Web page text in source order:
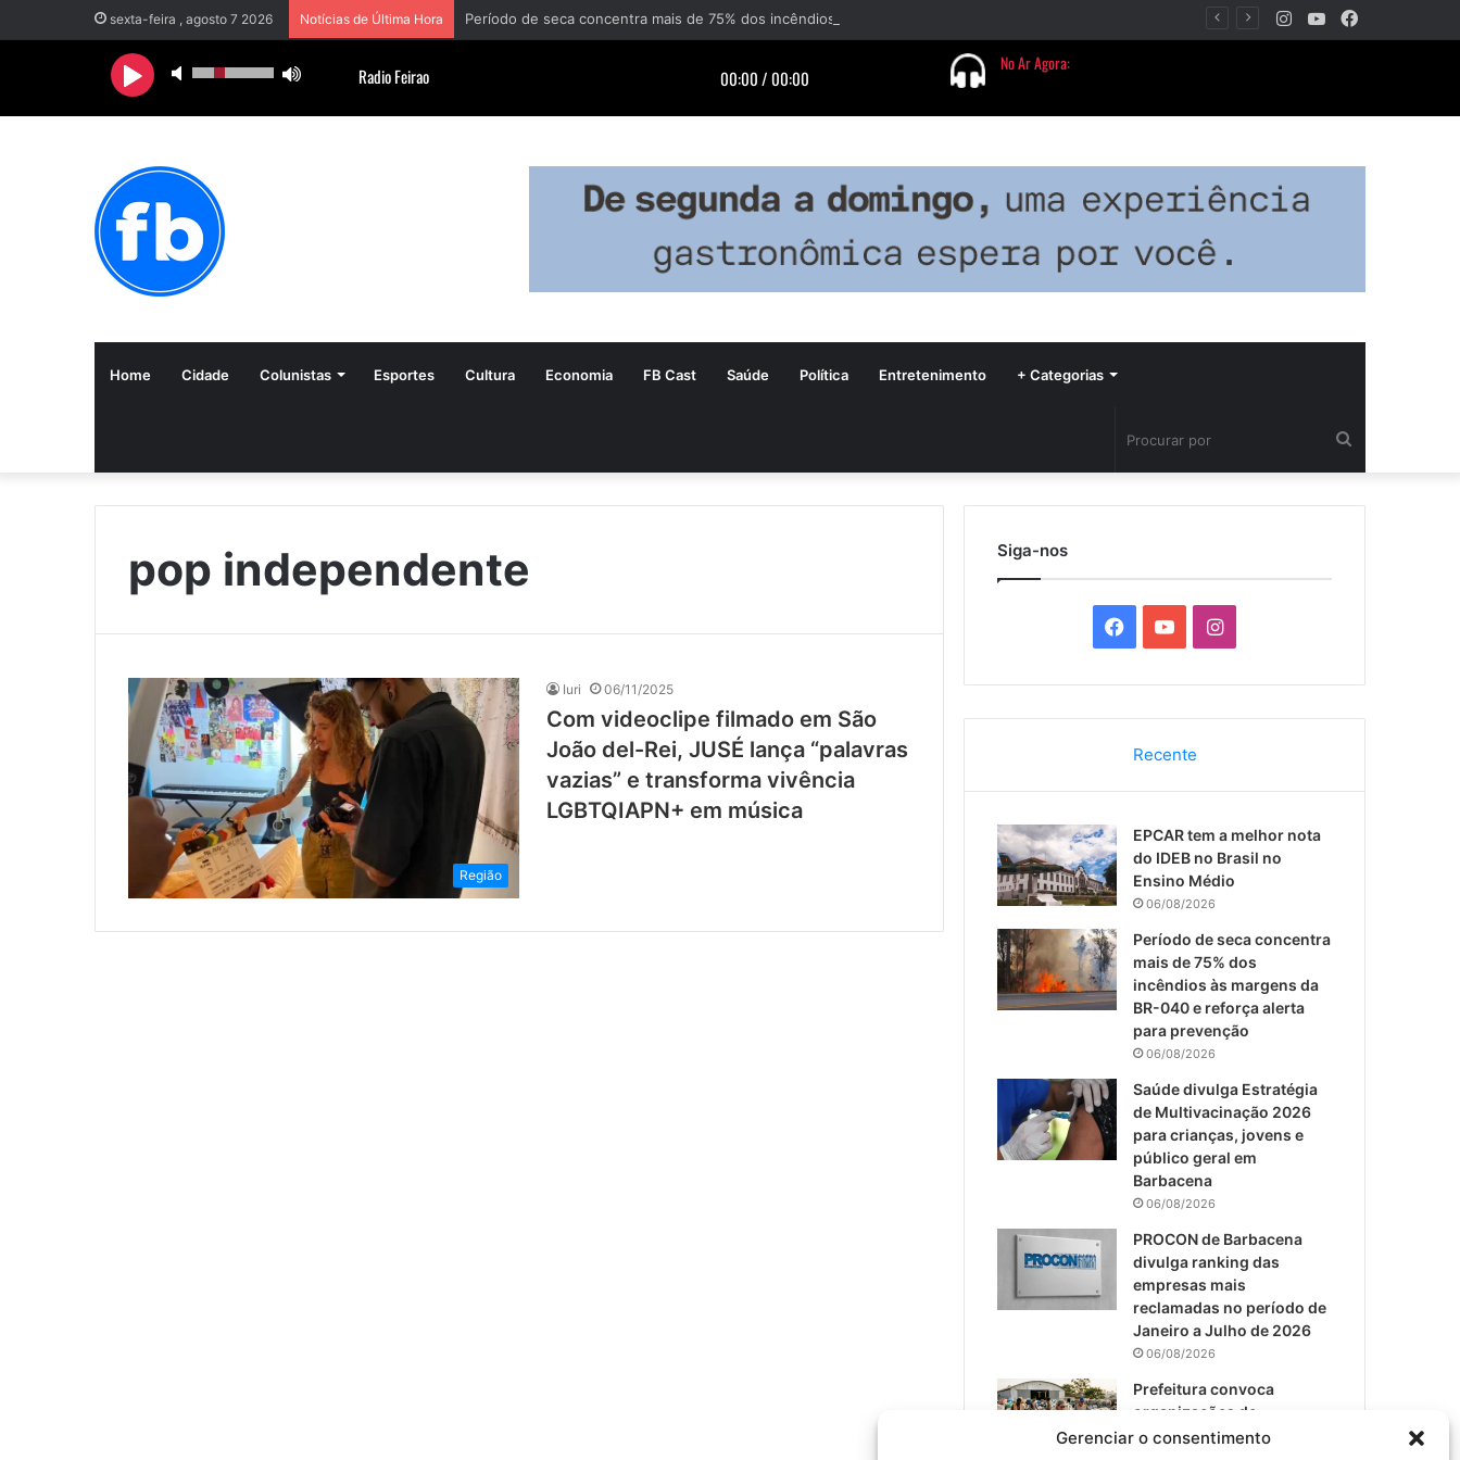
Gerenciar o consentimento
sexta-feira , agosto 7 2026 Notícias de Última Hora YouTube
Instagram
Home Cidade Colunistas Esportes Cultura Economia FB Cast Saúde Política Entretenimento + Categorias
por
pop independente
Região
Iuri 06/11/2025
Com videoclipe filmado em São
João del-Rei, JUSÉ lança “palavras
vazias” e transforma vivência
LGBTQIAPN+ em música
Siga-nos
c
e
b
o
o
k
u
T
u
b
e
I
s
a
g
r
m
Recente
EPCAR tem a melhor nota
do IDEB no Brasil no
Ensino Médio
06/08/2026
Período de seca concentra
mais de 75% dos
incêndios às margens da
BR-040 e reforça alerta
para prevenção
06/08/2026
Saúde divulga Estratégia
de Multivacinação 2026
para crianças, jovens e
público geral em
Barbacena
06/08/2026
PROCON de Barbacena
divulga ranking das
empresas mais
reclamadas no período de
Janeiro a Julho de 2026
06/08/2026
Prefeitura convoca
organizações de
catadores para reunião